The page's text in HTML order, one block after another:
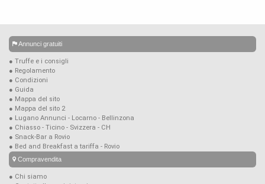
Annunci gratuiti
● Truffe e i consigli
● Regolamento
● Condizioni
● Guida
● Mappa del sito
● Mappa del sito 2
● Lugano Annunci - Locarno - Bellinzona
● Chiasso - Ticino - Svizzera - CH
● Snack-Bar a Rovio
● Bed and Breakfast a tariffa - Rovio
Compravendita
● Chi siamo